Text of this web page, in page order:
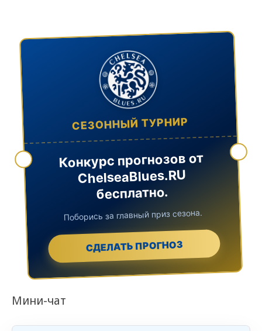
СЕЗОННЫЙ ТУРНИР
Конкурс прогнозов от
ChelseaBlues.RU
бесплатно.
Поборись за главный приз сезона.
СДЕЛАТЬ ПРОГНОЗ
Мини-чат